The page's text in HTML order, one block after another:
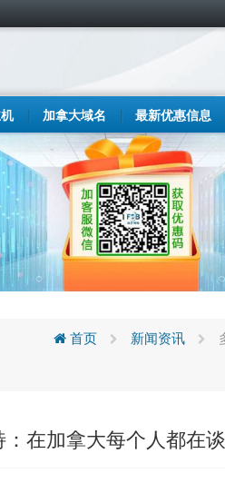
加拿大域名 最新优惠信息
首页 新闻资讯
：在加拿大每个人都在